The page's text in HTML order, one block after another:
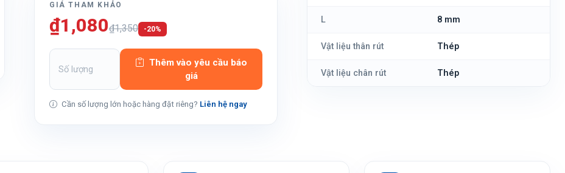
GIÁ THAM KHẢO
₫1,080₫1,350 -20%
Thêm vào yêu cầu báo
giá
Cần số lượng lớn hoặc hàng đặt riêng? Liên hệ ngay
L 8 mm
Vật liệu thân rút Thép
Vật liệu chân rút Thép